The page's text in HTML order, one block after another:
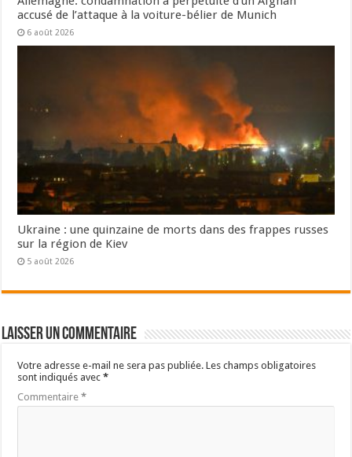
accusé de l’attaque à la voiture-bélier de Munich
6 août 2026
Ukraine : une quinzaine de morts dans des frappes russes
sur la région de Kiev
5 août 2026
Laisser un commentaire
Votre adresse e-mail ne sera pas publiée. Les champs obligatoires
sont indiqués avec*
Commentaire*